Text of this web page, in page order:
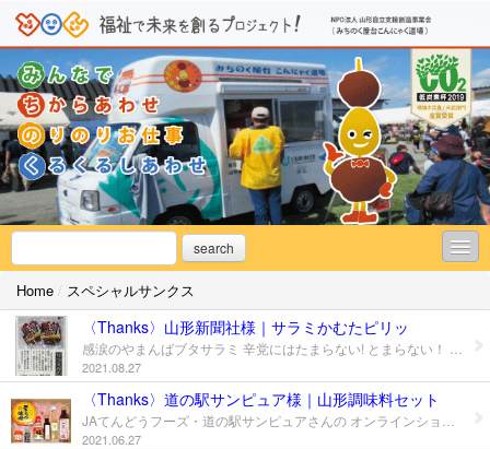
search
お知らせ
活動レポート
商品開発事業
エコ農場事業
Home / スペシャルサンクス
〈Thanks〉山形新聞社様｜サラミかむたピリッ
2021.08.27
〈Thanks〉道の駅サンピュア様｜山形調味料セット
2021.06.27